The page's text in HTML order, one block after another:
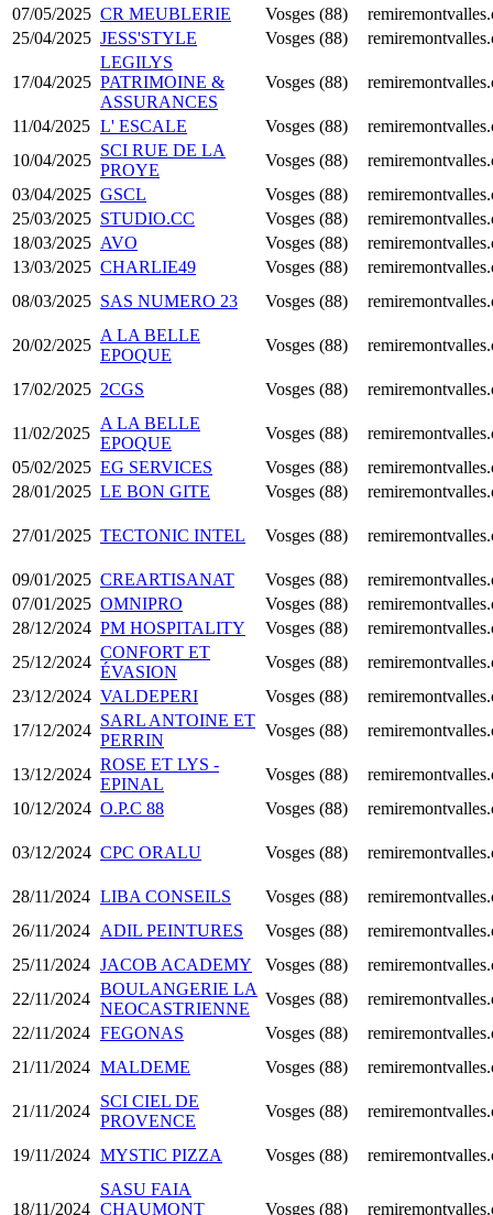
07/05/2025 CR MEUBLERIE Vosges (88)
25/04/2025 JESS'STYLE Vosges (88)
17/04/2025
LEGILYS
PATRIMOINE &
ASSURANCES
Vosges (88)
11/04/2025 L' ESCALE Vosges (88)
10/04/2025
SCI RUE DE LA
PROYE
Vosges (88)
03/04/2025 GSCL Vosges (88)
25/03/2025 STUDIO.CC Vosges (88)
18/03/2025 AVO Vosges (88)
13/03/2025 CHARLIE49 Vosges (88)
08/03/2025 SAS NUMERO 23 Vosges (88)
20/02/2025
A LA BELLE
EPOQUE
Vosges (88)
17/02/2025 2CGS Vosges (88)
11/02/2025
A LA BELLE
EPOQUE
Vosges (88)
05/02/2025 EG SERVICES Vosges (88)
28/01/2025 LE BON GITE Vosges (88)
27/01/2025 TECTONIC INTEL Vosges (88)
09/01/2025 CREARTISANAT Vosges (88)
07/01/2025 OMNIPRO Vosges (88)
28/12/2024 PM HOSPITALITY Vosges (88)
25/12/2024
CONFORT ET
ÉVASION
Vosges (88)
23/12/2024 VALDEPERI Vosges (88)
17/12/2024
SARL ANTOINE ET
PERRIN
Vosges (88)
13/12/2024
ROSE ET LYS -
EPINAL
Vosges (88)
10/12/2024 O.P.C 88 Vosges (88)
03/12/2024 CPC ORALU Vosges (88)
28/11/2024 LIBA CONSEILS Vosges (88)
26/11/2024 ADIL PEINTURES Vosges (88)
25/11/2024 JACOB ACADEMY Vosges (88)
22/11/2024
BOULANGERIE LA
NEOCASTRIENNE
Vosges (88)
22/11/2024 FEGONAS Vosges (88)
21/11/2024 MALDEME Vosges (88)
21/11/2024
SCI CIEL DE
PROVENCE
Vosges (88)
19/11/2024 MYSTIC PIZZA Vosges (88)
18/11/2024
SASU FAIA
CHAUMONT
Vosges (88)